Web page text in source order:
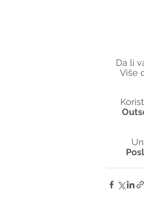
Da li
Više